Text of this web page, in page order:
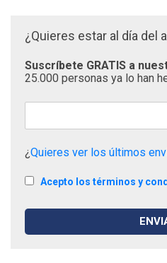
¿Quieres estar al día del
Suscríbete GRATIS a
25.000 personas ya lo han
¿Quieres ver los últimos
Acepto los términos y